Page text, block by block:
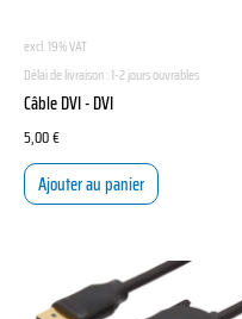
excl. 19% VAT
Délai de livraison :1-2 jours ouvrables
Câble DVI - DVI
5,00€
Ajouter au panier